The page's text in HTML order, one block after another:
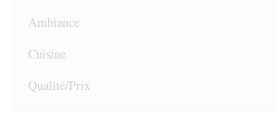
Ambiance
Cuisine
Qualité/Prix